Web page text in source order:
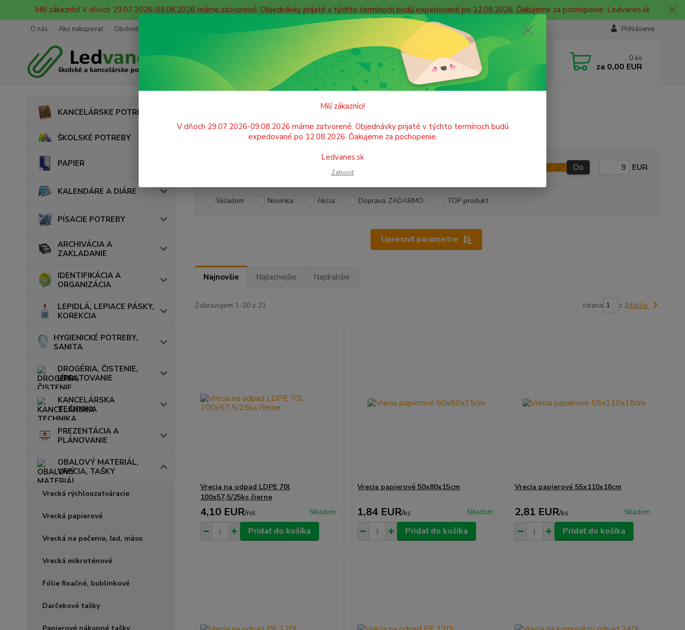
Milí zákazníci! V dňoch 29.07.2026-09.08.2026 máme zatvorené. Objednávky prijaté v týchto termínoch budú expedované po 12.08.2026. Ďakujeme za pochopenie. Ledvanes.sk
O nás Ako nakupovať Obchodné podmienky Ochrana osobných údajov Doprava Prihlásenie
Hľadať
Neviete si rady? Zavolajte.
+421 908 755 958
Po. - Pia. od 9:00 hod. - 16:00 hod.
0 ks
za 0,00 EUR
KANCELÁRSKE POTREBY
ŠKOLSKÉ POTREBY
PAPIER
KALENDÁRE A DIÁRE
PÍSACIE POTREBY
ARCHIVÁCIA A
ZAKLADANIE
IDENTIFIKÁCIA A
ORGANIZÁCIA
LEPIDLÁ, LEPIACE PÁSKY,
KOREKCIA
HYGIENICKÉ POTREBY,
SANITA
DROGÉRIA, ČISTENIE,
UPRATOVANIE
KANCELÁRSKA
TECHNIKA
PREZENTÁCIA A
PLÁNOVANIE
OBALOVÝ MATERIÁL,
VRECIA, TAŠKY
Vrecká rýchlouzatváracie
Vrecká papierové
Vrecká na pečenie, ľad, mäso
Vrecká mikroténové
Fólie fixačné, bublinkové
Darčekové tašky
Papierové nákupné tašky
OBALOVÝ MATERIÁL, VRECIA, TAŠKY Vrecia na odpad
Vrecia na odpad
Upresniť parametre
Do EUR
Skladom Novinka Akcia Doprava ZADARMO TOP produkt
Najnovšie Najlacnejšie Najdrahšie
Zobrazujem 1-20 z 21 strana z 2ďalšie
Vrecia na odpad LDPE 70l
100x57,5/25ks čierne
4,10 EUR/rol Skladom
Pridať do košíka
Vrecia papierové 50x80x15cm
1,84 EUR/ks Skladom
Pridať do košíka
Vrecia papierové 55x110x18cm
2,81 EUR/ks Skladom
Pridať do košíka
Milí zákazníci!
V dňoch 29.07.2026-09.08.2026 máme zatvorené. Objednávky prijaté v týchto termínoch budú
expedované po 12.08.2026. Ďakujeme za pochopenie.
Ledvanes.sk
Zatvoriť